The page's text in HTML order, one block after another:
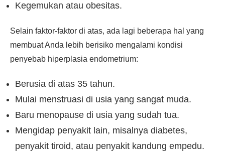
Kegemukan atau obesitas.
Selain faktor-faktor di atas, ada lagi beberapa hal yang
membuat Anda lebih berisiko mengalami kondisi
penyebab hiperplasia endometrium:
Berusia di atas 35 tahun.
Mulai menstruasi di usia yang sangat muda.
Baru menopause di usia yang sudah tua.
Mengidap penyakit lain, misalnya diabetes,
penyakit tiroid, atau penyakit kandung empedu.